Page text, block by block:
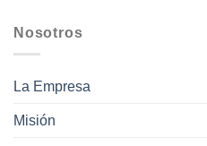
Nosotros
La Empresa
Misión